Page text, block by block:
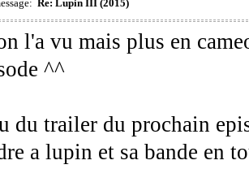
Re: Lupin III (2015)
l'a vu mais plus en
^^
du trailer du prochain
a lupin et sa bande en